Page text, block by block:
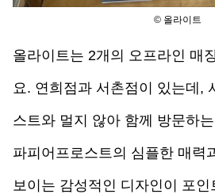
© 올라이트
올라이트는 2개의 오프라인 매
요. 연희점과 서촌점이 있는데,
스트와 멀지 않아 함께 방문하
파피어프로스트의 심플한 매력
보이는 감성적인 디자인이 포인